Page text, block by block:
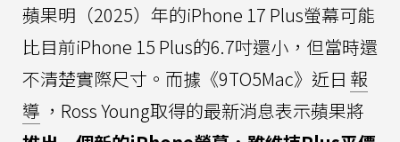
蘋果明（2025）年的iPhone 17 Plus螢幕可能
比目前iPhone 15 Plus的6.7吋還小，但當時還
不清楚實際尺寸。而據《9TO5Mac》近日 報
導 ，Ross Young取得的最新消息表示蘋果將